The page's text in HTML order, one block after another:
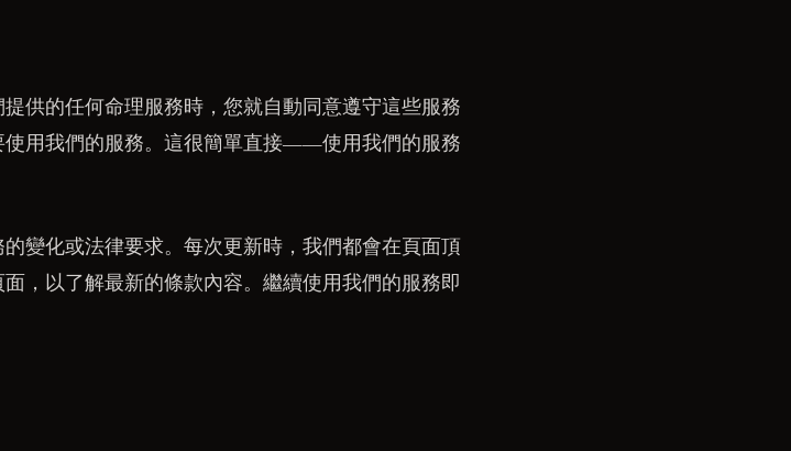
提供的任何命理服務時，您就自動同意遵守這些服務
用我們的服務。這很簡單直接——使用我們的服務
變化或法律要求。每次更新時，我們都會在頁面頂
，以了解最新的條款內容。繼續使用我們的服務即